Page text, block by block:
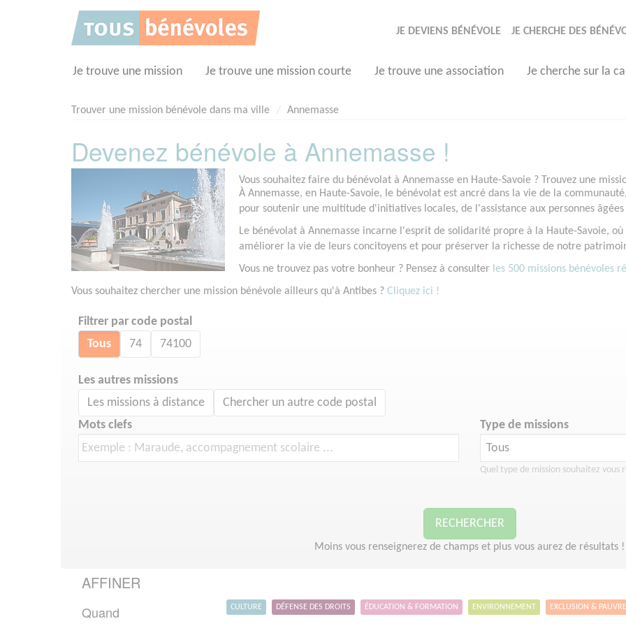
JE DEVIENS BÉNÉVOLE JE CHERCHE DES
Je trouve une mission Je trouve une mission courte Je trouve une association Je cherche sur la
Trouver une mission bénévole dans ma ville Annemasse
Devenez bénévole à Annemasse !
Vous souhaitez faire du bénévolat à Annemasse en Haute-Savoie ? Trouvez une
À Annemasse, en Haute-Savoie, le bénévolat est ancré dans la vie de la
pour soutenir une multitude d'initiatives locales, de l'assistance aux personnes
Le bénévolat à Annemasse incarne l'esprit de solidarité propre à la Haute-Savoie,
améliorer la vie de leurs concitoyens et pour préserver la richesse de notre
Vous ne trouvez pas votre bonheur ? Pensez à consulter les 500 missions bénévoles
Vous souhaitez chercher une mission bénévole ailleurs qu'à Antibes ? Cliquez ici !
Filtrer par code postal
Tous 74 74100
Les autres missions
Les missions à distance Chercher un autre code postal
Mots clefs Type de missions
Quel type de mission souhaitez vous
RECHERCHER
Moins vous renseignerez de champs et plus vous aurez de résultats !
AFFINER
Quand CULTURE DÉFENSE DES DROITS ÉDUCATION & FORMATION ENVIRONNEMENT EXCLUSION &